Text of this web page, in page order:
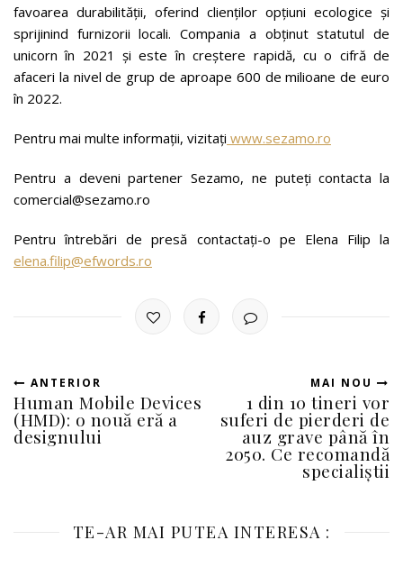
favoarea durabilității, oferind clienților opțiuni ecologice și
sprijinind furnizorii locali. Compania a obținut statutul de
unicorn în 2021 și este în creștere rapidă, cu o cifră de
afaceri la nivel de grup de aproape 600 de milioane de euro
în 2022.
Pentru mai multe informații, vizitați www.sezamo.ro
Pentru a deveni partener Sezamo, ne puteți contacta la
comercial@sezamo.ro
Pentru întrebări de presă contactați-o pe Elena Filip la
elena.filip@efwords.ro
ANTERIOR
Human Mobile Devices
(HMD): o nouă eră a
designului
MAI NOU
1 din 10 tineri vor
suferi de pierderi de
auz grave până în
2050. Ce recomandă
specialiștii
TE-AR MAI PUTEA INTERESA :